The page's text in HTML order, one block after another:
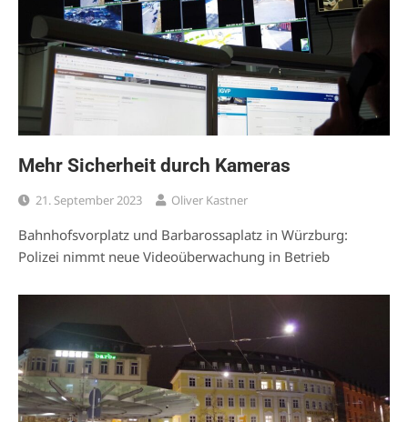
Mehr Sicherheit durch Kameras
21. September 2023 Oliver Kastner
Bahnhofsvorplatz und Barbarossaplatz in Würzburg:
Polizei nimmt neue Videoüberwachung in Betrieb